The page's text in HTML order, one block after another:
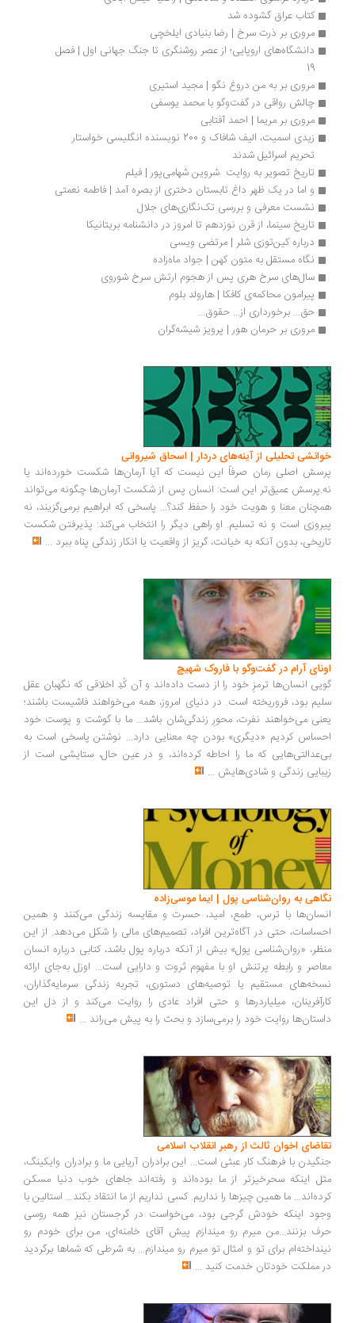
کتاب عراق گشوده شد
مروری بر ذرت سرخ | رضا بنیادی ایلخچی
دانشگاه‌های اروپایی؛ از عصر روشنگری تا جنگ جهانی اول | فصل
مروری بر به من دروغ نگو | مجید استیری
چالش رواقی در گفت‌وگو با محمد یوسفی
مروری بر مریما | احمد آفتابی
زیدی اسمیت، الیف شافاک و 200 نویسنده انگلیسی خواستار
تحریم اسرائیل شدند
تاریخ تصویر به روایت  شروین شهامی‌پور | فیلم
و اما در یک ظهر داغ تابستان دختری از بصره آمد | فاطمه نعمتی
نشست معرفی و بررسی تک‌نگاری‌های جلال
تاریخ سینما، از قرن نوزدهم تا امروز در دانشنامه بریتانیکا
درباره کین‌توزی شلر | مرتضی ویسی
نگاه مستقل به متون کهن | جواد ماه‌زاده
سال‌های سرخ هری پس از هجوم ارتش سرخ شوروی
پیرامون محاکمه‌ی کافکا | هارولد بلوم
حق... برخورداری از... حقوق...
مروری بر حرمان هور | پرویز شیشه‌گران
تحلیلی از آینه‌های دردار | اسحاق شیروانی
اصلی رمان صرفاً این نیست که آیا آرمان‌ها شکست خورده‌اند یا
عمیق‌تر این است: انسان پس از شکست آرمان‌ها چگونه می‌تواند
معنا و هویت خود را حفظ کند؟... پاسخی که ابراهیم برمی‌گزیند، نه
است و نه تسلیم. او راهی دیگر را انتخاب می‌کند: پذیرفتن شکست
بدون آنکه به خیانت، گریز از واقعیت یا انکار زندگی پناه ببرد...
آرام در گفت‌وگو با فاروک شهیچ‭
انسان‌ها ترمزِ خود را از دست داده‌اند و آن کُدِ اخلاقی که نگهبان عقل
بود، فروریخته است. در دنیای امروز، همه می‌خواهند فاشیست باشند؛
می‌خواهند نفرت، محورِ زندگی‌شان باشد... ما با گوشت و پوست خود
کردیم «دیگری» بودن چه معنایی دارد... نوشتن پاسخی است به
که ما را احاطه کرده‌اند، و در عین حال، ستایشی است از
زندگی و شادی‌هایش...
به روان‌شناسی پول | ایما موسی‌زاده
با ترس، طمع، امید، حسرت و مقایسه زندگی می‌کنند و همین
حتی در آگاه‌ترین افراد، تصمیم‌های مالی را شکل می‌دهد. از این
«روان‌شناسی پول» بیش از آنکه درباره پول باشد، کتابی درباره انسان
و رابطه پرتنش او با مفهوم ثروت و دارایی است... اوزل به‌جای ارائه
مستقیم یا توصیه‌های دستوری، تجربه زندگی سرمایه‌گذاران،
میلیاردرها و حتی افراد عادی را روایت می‌کند و از دل این
روایت خود را برمی‌سازد و بحث را به پیش می‌راند ...
اخوان ثالث از رهبر انقلاب اسلامی
با فرهنگ کار عبثی است... این برادران آریایی ما و برادران وایکینگ،
اینکه سحرخیزتر از ما بوده‌اند و رفته‌اند جاهای خوب دنیا مسکن
ما همین چیزها را نداریم. کسی نداریم از ما انتقاد بکند... استالین با
اینکه خودش گرجی بود، می‌خواست در گرجستان نیز همه روسی
بزنند...من میرم رو میندازم پیش آقای خامنه‌ای، من برای خودم رو
برای تو و امثال تو میرم رو میندازم... به شرطی که شماها برگردید
مملکت خودتان خدمت کنید...